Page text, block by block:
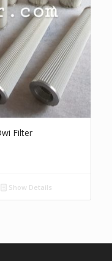
Filter
Show Details